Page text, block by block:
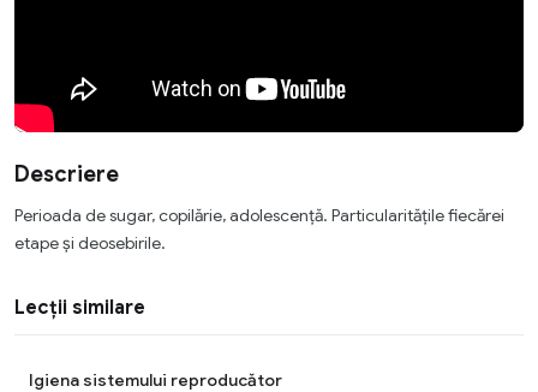
Descriere
Perioada de sugar, copilărie, adolescenţă. Particularitățile fiecărei
etape și deosebirile.
Lecții similare
Igiena sistemului reproducător